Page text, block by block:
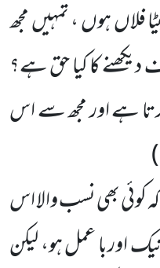
فلاںہوں، تمہیںمجھ
کا کیا حق ہے؟
ہے اور مجھ سے اس
کوئی بھی نسب والا اس
اوربا عمل ہو، لیکن